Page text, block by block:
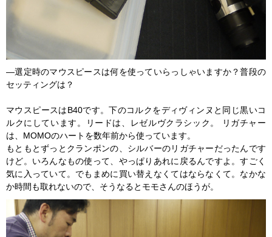
―選定時のマウスピースは何を使っていらっしゃいますか？普段の
セッティングは？
マウスピースはB40です。下のコルクをディヴィンヌと同じ黒いコ
ルクにしています。リードは、レゼルヴクラシック。 リガチャー
は、MOMOのハートを数年前から使っています。
もともとずっとクランポンの、シルバーのリガチャーだったんです
けど。いろんなもの使って、やっぱりあれに戻るんですよ。すごく
気に入っていて。でもまめに買い替えなくてはならなくて。なかな
か時間も取れないので、そうなるとモモさんのほうが。